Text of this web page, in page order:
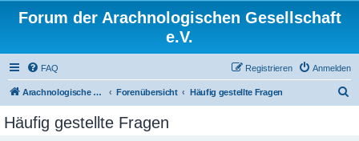
Forum der Arachnologischen Gesellschaft
e.V.
FAQ Anmelden
Registrieren
Arachnologische Gesellschaft e. V. Forenübersicht Häufig gestellte Fragen
Häufig gestellte Fragen